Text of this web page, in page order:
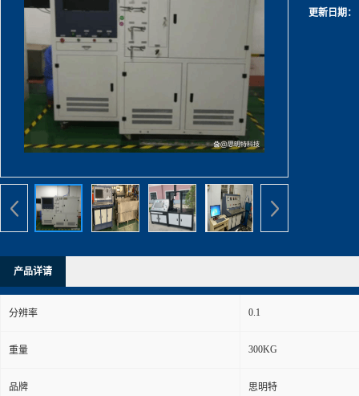
更新日期：
产品详请
分辨率 0.1
重量 300KG
品牌 思明特